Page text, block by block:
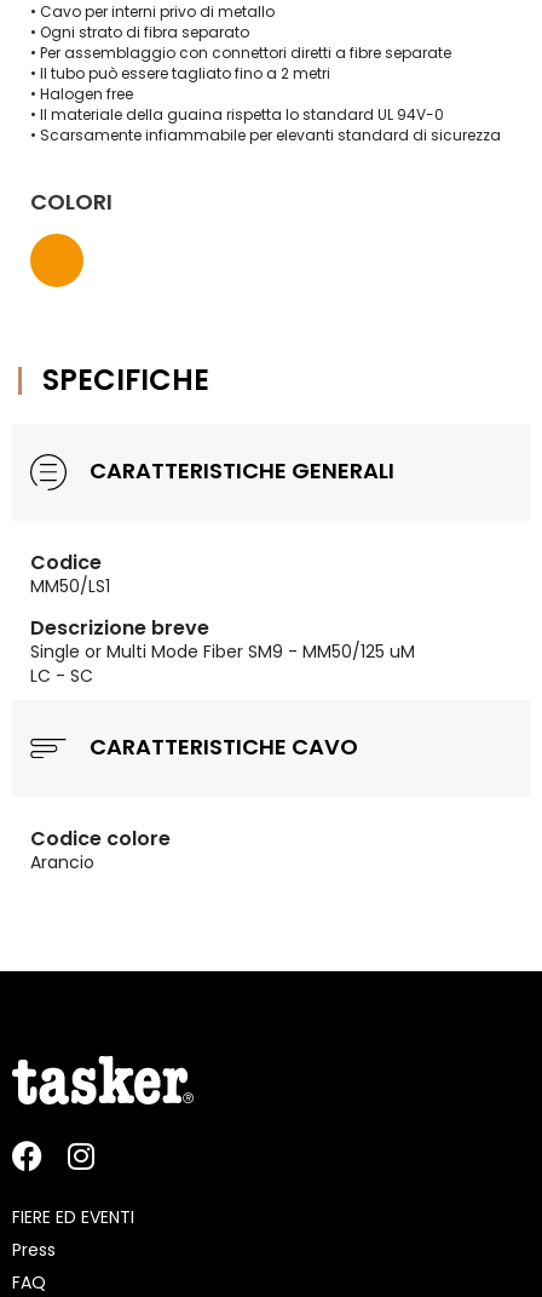
• Cavo per interni privo di metallo
• Ogni strato di fibra separato
• Per assemblaggio con connettori diretti a fibre separate
• Il tubo può essere tagliato fino a 2 metri
• Halogen free
• Il materiale della guaina rispetta lo standard UL 94V-0
• Scarsamente infiammabile per elevanti standard di sicurezza
COLORI
SPECIFICHE
CARATTERISTICHE GENERALI
Codice
MM50/LS1
Descrizione breve
Single or Multi Mode Fiber SM9 - MM50/125 uM
LC - SC
CARATTERISTICHE CAVO
Codice colore
Arancio
FIERE ED EVENTI
Press
FAQ